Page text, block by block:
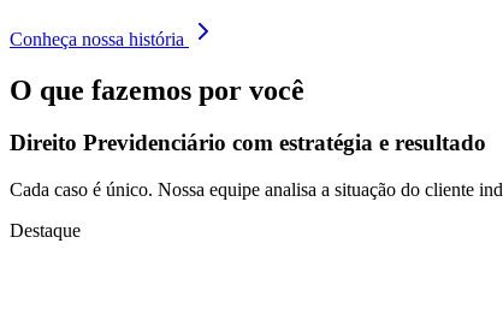
Conheça nossa história
O que fazemos por você
Direito Previdenciário com estratégia e resultado
Cada caso é único. Nossa equipe analisa a situação do cliente
Destaque